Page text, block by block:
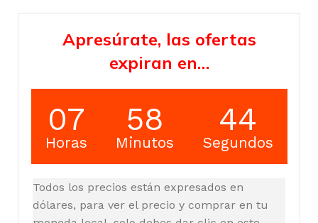
Apresúrate, las ofertas
expiran en…
07
Horas
58
Minutos
44
Segundos
Todos los precios están expresados en
dólares, para ver el precio y comprar en tu